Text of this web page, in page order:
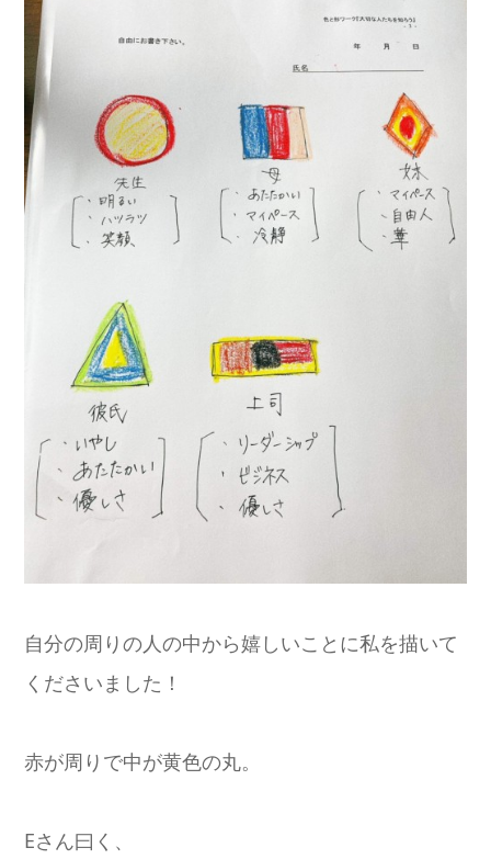
自分の周りの人の中から嬉しいことに私を描いて
くださいました！
赤が周りで中が黄色の丸。
Eさん曰く、